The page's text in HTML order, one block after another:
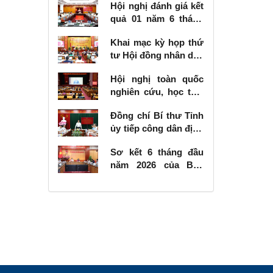
Hội nghị đánh giá kết
quả 01 năm 6 tháng
số 57-NQ/TW
Khai mạc kỳ họp thứ
tư Hội đồng nhân dân
kỳ 2026 - 2031
Hội nghị toàn quốc
nghiên cứu, học tập,
khai thực hiện Nghị
quyết số 10-NQ/TW
phát triển kinh tế có
vốn đầu tư nước
Đồng chí Bí thư Tỉnh
ủy tiếp công dân định
Sơ kết 6 tháng đầu
năm 2026 của Ban
các công trình, dự án